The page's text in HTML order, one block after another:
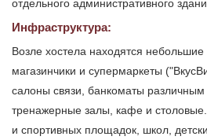
отдельного административного
Инфраструктура:
Возле хостела находятся небольшие
магазинчики и супермаркеты
салоны связи, банкоматы различным
тренажерные залы, кафе и
и спортивных площадок, школ,